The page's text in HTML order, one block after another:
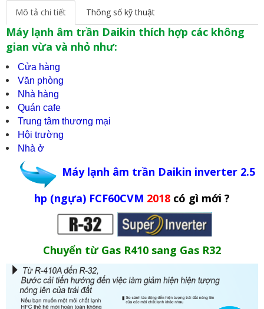
Mô tả chi tiết
Thông số kỹ thuật
Máy lạnh âm trần Daikin thích hợp các không
gian vừa và nhỏ như:
Cửa hàng
Văn phòng
Nhà hàng
Quán cafe
Trung tâm thương mại
Hội trường
Nhà ở
Máy lạnh âm trần Daikin inverter 2.5
hp (ngựa) FCF60CVM 2018 có gì mới ?
Chuyển từ Gas R410 sang Gas R32